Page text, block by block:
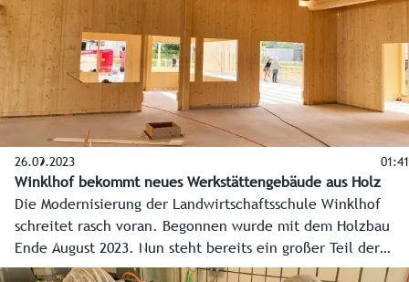
26.09.2023 01:41
Winklhof bekommt neues Werkstättengebäude aus Holz
Die Modernisierung der Landwirtschaftsschule Winklhof
schreitet rasch voran. Begonnen wurde mit dem Holzbau
Ende August 2023. Nun steht bereits ein großer Teil der
neuen Werkstätten aus Holz, und es lässt sich bereits